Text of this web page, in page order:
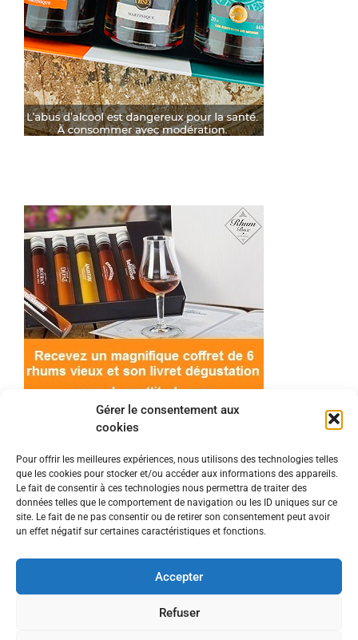
Gérer le consentement aux
cookies
Pour offrir les meilleures expériences, nous utilisons des technologies telles
que les cookies pour stocker et/ou accéder aux informations des appareils.
Le fait de consentir à ces technologies nous permettra de traiter des
données telles que le comportement de navigation ou les ID uniques sur ce
site. Le fait de ne pas consentir ou de retirer son consentement peut avoir
un effet négatif sur certaines caractéristiques et fonctions.
Accepter
Refuser
© 2022 Meilleur-rhum.net - Tous droits réservés
Mentions légales-Politique de cookies
En tant que Partenaire Amazon, je réalise un